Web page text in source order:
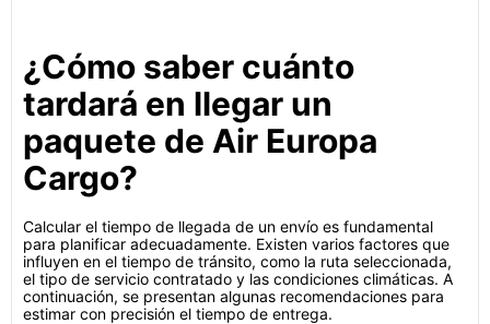
¿Cómo saber cuánto
tardará en llegar un
paquete de Air Europa
Cargo?
Calcular el tiempo de llegada de un envío es fundamental
para planificar adecuadamente. Existen varios factores que
influyen en el tiempo de tránsito, como la ruta seleccionada,
el tipo de servicio contratado y las condiciones climáticas. A
continuación, se presentan algunas recomendaciones para
estimar con precisión el tiempo de entrega.